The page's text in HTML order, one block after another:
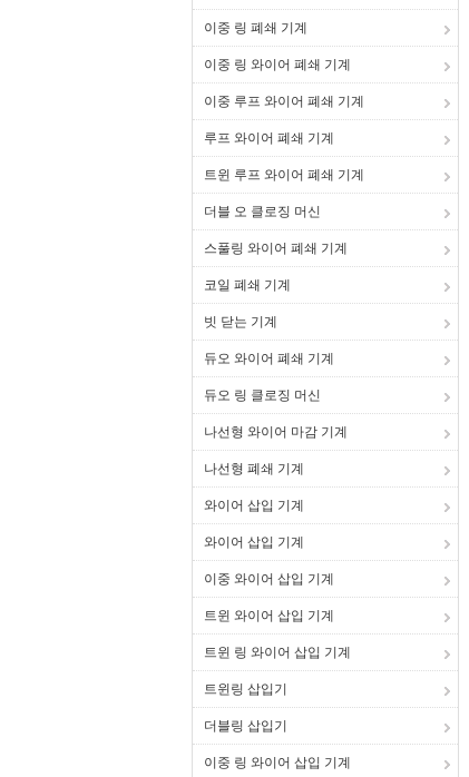
이중 링 폐쇄 기계
이중 링 와이어 폐쇄 기계
이중 루프 와이어 폐쇄 기계
루프 와이어 폐쇄 기계
트윈 루프 와이어 폐쇄 기계
더블 오 클로징 머신
스풀링 와이어 폐쇄 기계
코일 폐쇄 기계
빗 닫는 기계
듀오 와이어 폐쇄 기계
듀오 링 클로징 머신
나선형 와이어 마감 기계
나선형 폐쇄 기계
와이어 삽입 기계
와이어 삽입 기계
이중 와이어 삽입 기계
트윈 와이어 삽입 기계
트윈 링 와이어 삽입 기계
트윈링 삽입기
더블링 삽입기
이중 링 와이어 삽입 기계